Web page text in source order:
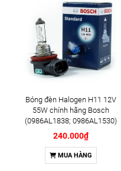
Bóng đèn Halogen H11 12V
55W chính hãng Bosch
(0986AL1838; 0986AL1530)
240.000₫
MUA HÀNG